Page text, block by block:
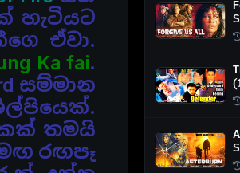
හැටියට
ඒවා.
Ka fai.
සම්මාන
තමයි
රඟපෑ